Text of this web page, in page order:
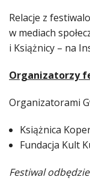
Relacje z
w mediach
i Książnicy – na
Organizatorzy
Organizatorami
Książnica
Fundacja Kult
Festiwal